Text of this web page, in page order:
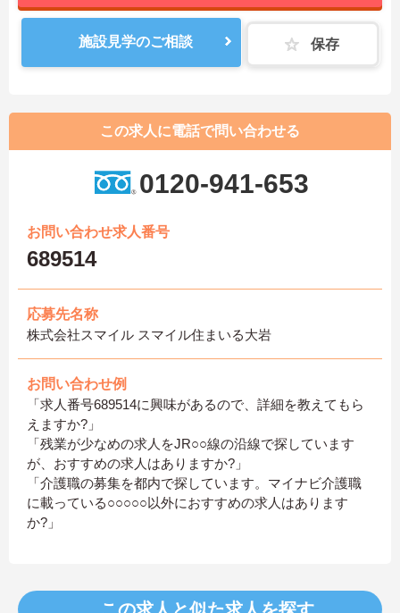
施設見学のご相談 保存
この求人に電話で問い合わせる
0120-941-653
お問い合わせ求人番号
689514
応募先名称
株式会社スマイル スマイル住まいる大岩
お問い合わせ例
「求人番号689514に興味があるので、詳細を教えてもら
えますか?」
「残業が少なめの求人をJR○○線の沿線で探しています
が、おすすめの求人はありますか?」
「介護職の募集を都内で探しています。マイナビ介護職
に載っている○○○○○以外におすすめの求人はあります
か?」